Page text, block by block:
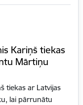
Kariņš tiekas
Mārtiņu
tiekas ar Latvijas
lai pārrunātu